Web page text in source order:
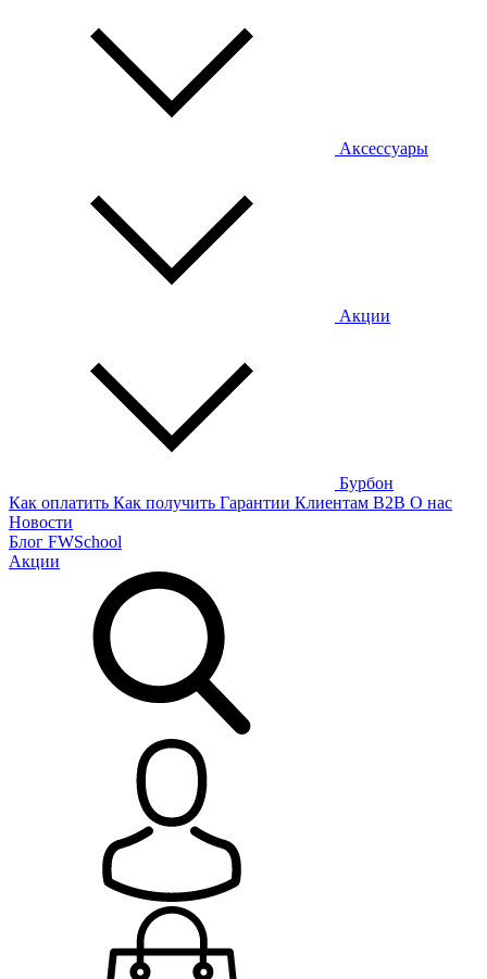
Аксессуары
Акции
Бурбон
Как оплатить Как получить Гарантии Клиентам B2B О нас
Новости
Блог FWSchool
Акции